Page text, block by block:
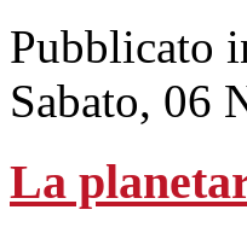
Pubblicato
Sabato, 06
La